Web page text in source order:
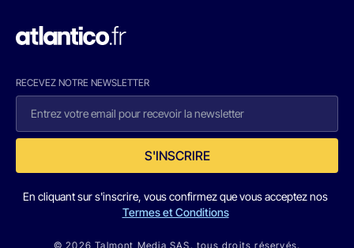
RECEVEZ NOTRE NEWSLETTER
S'INSCRIRE
En cliquant sur s'inscrire, vous confirmez que vous acceptez nos
Termes et Conditions
© 2026 Talmont Media SAS. tous droits réservés.